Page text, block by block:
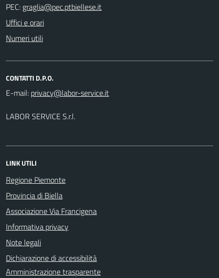
PEC:
Uffici e orari
Numeri utili
CONTATTI D.P.O.
E-mail:
LABOR SERVICE S.r.l.
LINK UTILI
Regione Piemonte
Provincia di Biella
Associazione Via Francigena
Informativa privacy
Note legali
Dichiarazione di accessibilità
Amministrazione trasparente